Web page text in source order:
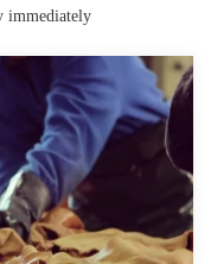
immediately